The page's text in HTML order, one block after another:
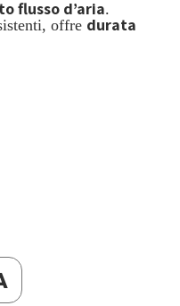
flusso d’aria.
offre durata